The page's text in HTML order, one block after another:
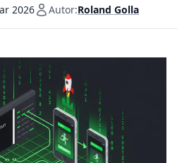
2026 Autor:Roland Golla